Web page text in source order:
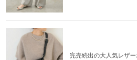
完売続出の大人気レザ